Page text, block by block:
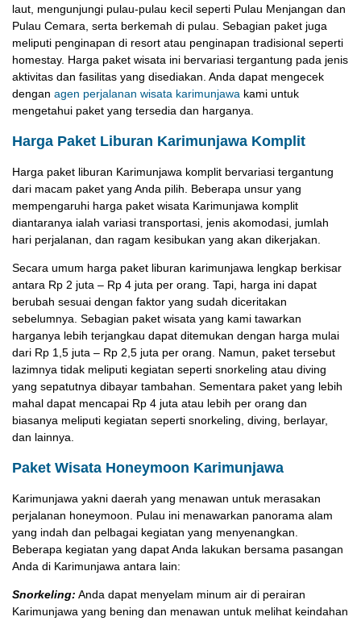
laut, mengunjungi pulau-pulau kecil seperti Pulau Menjangan dan
Pulau Cemara, serta berkemah di pulau. Sebagian paket juga
meliputi penginapan di resort atau penginapan tradisional seperti
homestay. Harga paket wisata ini bervariasi tergantung pada jenis
aktivitas dan fasilitas yang disediakan. Anda dapat mengecek
dengan agen perjalanan wisata karimunjawa kami untuk
mengetahui paket yang tersedia dan harganya.
Harga Paket Liburan Karimunjawa Komplit
Harga paket liburan Karimunjawa komplit bervariasi tergantung
dari macam paket yang Anda pilih. Beberapa unsur yang
mempengaruhi harga paket wisata Karimunjawa komplit
diantaranya ialah variasi transportasi, jenis akomodasi, jumlah
hari perjalanan, dan ragam kesibukan yang akan dikerjakan.
Secara umum harga paket liburan karimunjawa lengkap berkisar
antara Rp 2 juta – Rp 4 juta per orang. Tapi, harga ini dapat
berubah sesuai dengan faktor yang sudah diceritakan
sebelumnya. Sebagian paket wisata yang kami tawarkan
harganya lebih terjangkau dapat ditemukan dengan harga mulai
dari Rp 1,5 juta – Rp 2,5 juta per orang. Namun, paket tersebut
lazimnya tidak meliputi kegiatan seperti snorkeling atau diving
yang sepatutnya dibayar tambahan. Sementara paket yang lebih
mahal dapat mencapai Rp 4 juta atau lebih per orang dan
biasanya meliputi kegiatan seperti snorkeling, diving, berlayar,
dan lainnya.
Paket Wisata Honeymoon Karimunjawa
Karimunjawa yakni daerah yang menawan untuk merasakan
perjalanan honeymoon. Pulau ini menawarkan panorama alam
yang indah dan pelbagai kegiatan yang menyenangkan.
Beberapa kegiatan yang dapat Anda lakukan bersama pasangan
Anda di Karimunjawa antara lain:
Snorkeling: Anda dapat menyelam minum air di perairan
Karimunjawa yang bening dan menawan untuk melihat keindahan